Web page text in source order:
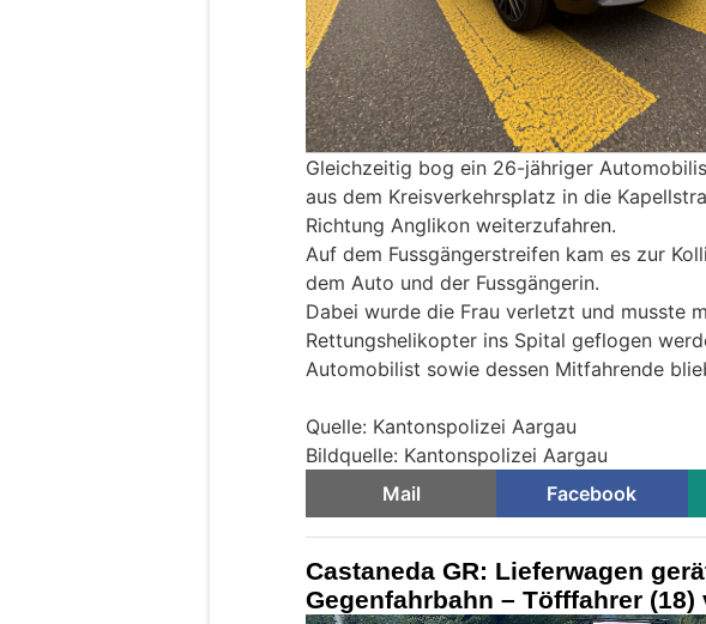
Gleichzeitig bog ein 26-jähriger
aus dem Kreisverkehrsplatz in die
Richtung Anglikon weiterzufahren.
Auf dem Fussgängerstreifen kam es zur
dem Auto und der Fussgängerin.
Dabei wurde die Frau verletzt und musste
Rettungshelikopter ins Spital geflogen
Automobilist sowie dessen Mitfahrende
Quelle: Kantonspolizei Aargau
Bildquelle: Kantonspolizei Aargau
Mail
Facebook
Castaneda GR: Lieferwagen
Gegenfahrbahn – Töfffahrer (18)